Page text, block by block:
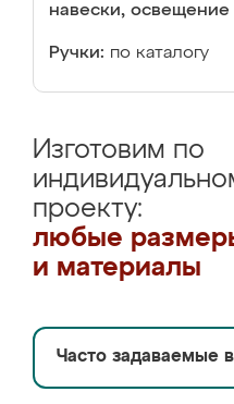
навески, освещение
Ручки: по каталогу
Изготовим по
проекту:
любые
и материалы
Часто задаваемые